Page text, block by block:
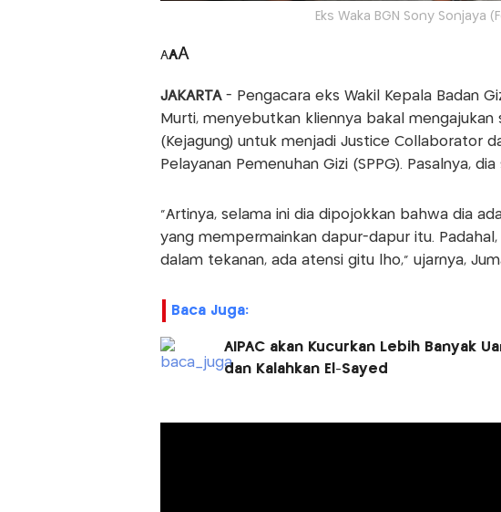
Eks Waka BGN Sony Sonjaya
AAA
JAKARTA- Pengacara eks Wakil Kepala Badan
Murti, menyebutkan kliennya bakal mengajukan
(Kejagung) untuk menjadi Justice Collaborator
Pelayanan Pemenuhan Gizi (SPPG). Pasalnya,
"Artinya, selama ini dia dipojokkan bahwa dia
yang mempermainkan dapur-dapur itu.
dalam tekanan, ada atensi gitu lho," ujarnya,
Baca Juga:
AIPAC akan Kucurkan Lebih Banyak
dan Kalahkan El-Sayed